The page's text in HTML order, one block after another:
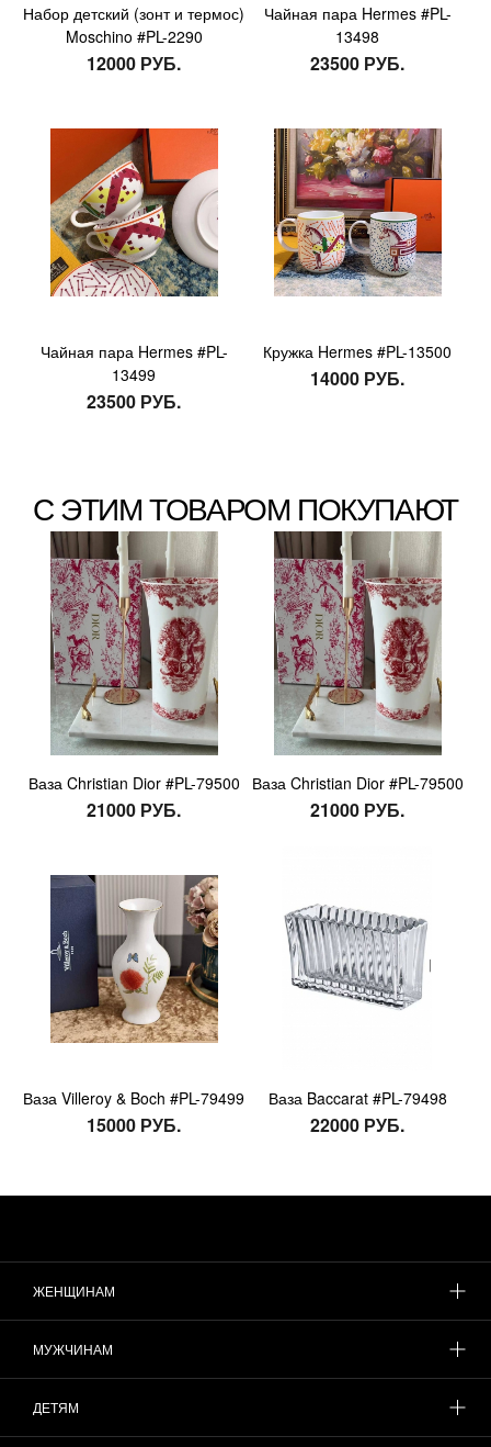
Набор детский (зонт и термос)
Moschino #PL-2290
12000 РУБ.
Чайная пара Hermes #PL-
13498
23500 РУБ.
Чайная пара Hermes #PL-
13499
23500 РУБ.
Кружка Hermes #PL-13500
14000 РУБ.
С ЭТИМ ТОВАРОМ ПОКУПАЮТ
Ваза Christian Dior #PL-79500
21000 РУБ.
Ваза Christian Dior #PL-79500
21000 РУБ.
Ваза Villeroy & Boch #PL-79499
15000 РУБ.
Ваза Baccarat #PL-79498
22000 РУБ.
ЖЕНЩИНАМ
МУЖЧИНАМ
ДЕТЯМ